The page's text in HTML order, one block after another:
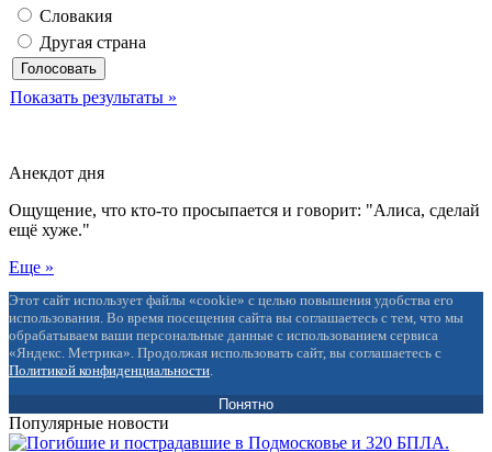
Словакия
Другая страна
Показать результаты »
Анекдот дня
Ощущение, что кто-то просыпается и говорит: "Алиса, сделай
ещё хуже."
Еще »
Этот сайт использует файлы «cookie» с целью повышения удобства его
использования. Во время посещения сайта вы соглашаетесь с тем, что мы
обрабатываем ваши персональные данные с использованием сервиса
«Яндекс. Метрика». Продолжая использовать сайт, вы соглашаетесь с
Политикой конфиденциальности
Понятно
Популярные новости